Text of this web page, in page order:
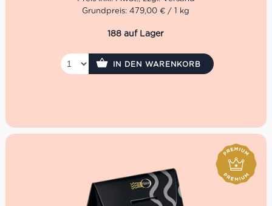
Die Sommer Trüffel von Giuliano Tartufi sind einfach nur
zauberhaft. Das unverwechselbare Aroma ist elegant
und offenbart Nuancen von Steinpilz.
Nettogewicht: 70 g
Abtropfgewicht: 50 g
Grundpreis: 479,00 € / 1 kg
188 auf Lager
IN DEN WARENKORB